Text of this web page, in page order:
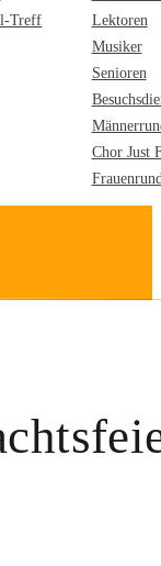
Treff
Lektoren
Musiker
Senioren
Chor Just